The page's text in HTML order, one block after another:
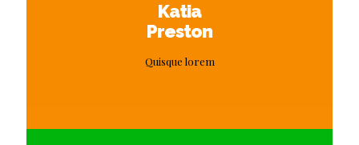
Katia
Preston
Quisque lorem